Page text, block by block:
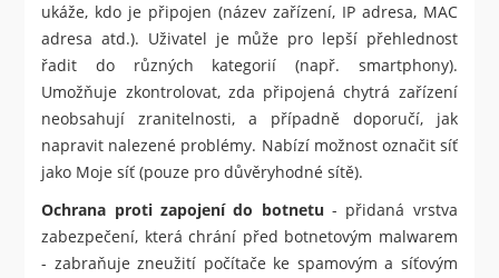
ukáže, kdo je připojen (název zařízení, IP adresa, MAC
adresa atd.). Uživatel je může pro lepší přehlednost
řadit do různých kategorií (např. smartphony).
Umožňuje zkontrolovat, zda připojená chytrá zařízení
neobsahují zranitelnosti, a případně doporučí, jak
napravit nalezené problémy. Nabízí možnost označit síť
jako Moje síť (pouze pro důvěryhodné sítě).
Ochrana proti zapojení do botnetu - přidaná vrstva
zabezpečení, která chrání před botnetovým malwarem
- zabraňuje zneužití počítače ke spamovým a síťovým